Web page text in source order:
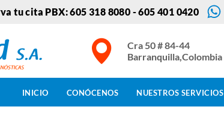
tu cita PBX: 605 318 8080 - 605 401 0420
Cra 50 # 84-44
Barranquilla,Colombia
INICIO CONÓCENOS NUESTROS SERVICIOS